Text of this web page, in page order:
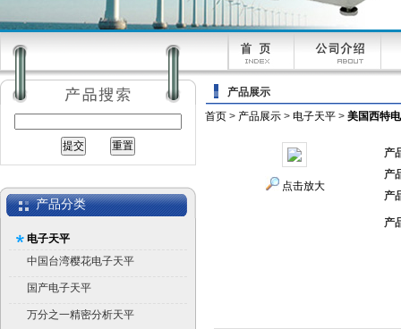
产品分类
电子天平
中国台湾樱花电子天平
国产电子天平
万分之一精密分析天平
产品展示
首页 > 产品展示 > 电子天平 > 美国西特
点击放大
产
产
产
产